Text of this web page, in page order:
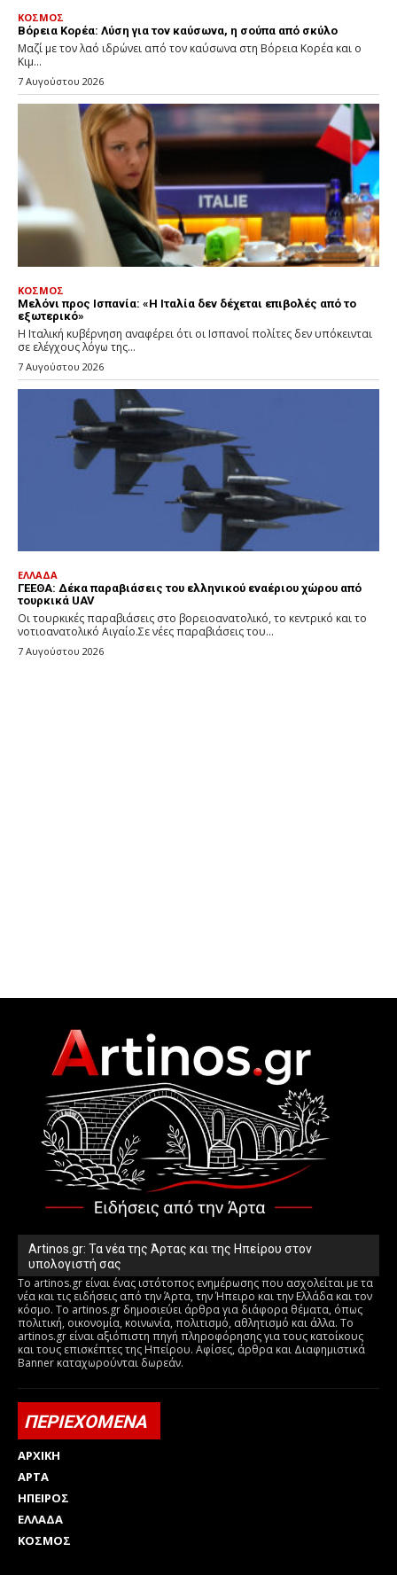
Artinos.gr: Τα νέα της Άρτας και της Ηπείρου στον
υπολογιστή σας
Το artinos.gr είναι ένας ιστότοπος ενημέρωσης που ασχολείται με τα
νέα και τις ειδήσεις από την Άρτα, την Ήπειρο και την Ελλάδα και τον
κόσμο. Το artinos.gr δημοσιεύει άρθρα για διάφορα θέματα, όπως
πολιτική, οικονομία, κοινωνία, πολιτισμό, αθλητισμό και άλλα. Το
artinos.gr είναι αξιόπιστη πηγή πληροφόρησης για τους κατοίκους
και τους επισκέπτες της Ηπείρου. Αφίσες, άρθρα και Διαφημιστικά
Banner καταχωρούνται δωρεάν.
ΠΕΡΙΕΧΟΜΕΝΑ
ΑΡΧΙΚΗ
ΑΡΤΑ
ΗΠΕΙΡΟΣ
ΕΛΛΑΔΑ
ΚΟΣΜΟΣ